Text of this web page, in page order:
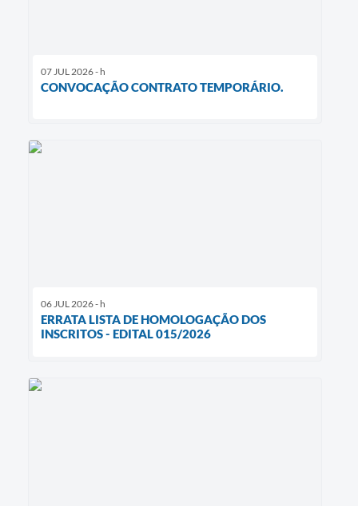
07 JUL 2026 - h
CONVOCAÇÃO CONTRATO TEMPORÁRIO.
06 JUL 2026 - h
ERRATA LISTA DE HOMOLOGAÇÃO DOS
INSCRITOS - EDITAL 015/2026